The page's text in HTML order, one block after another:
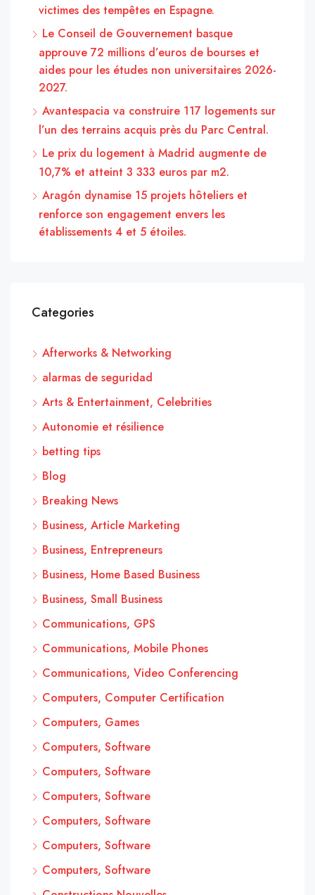
victimes des tempêtes en Espagne.
Le Conseil de Gouvernement basque
approuve 72 millions d’euros de bourses et
aides pour les études non universitaires 2026-
2027.
Avantespacia va construire 117 logements sur
l’un des terrains acquis près du Parc Central.
Le prix du logement à Madrid augmente de
10,7% et atteint 3 333 euros par m2.
Aragón dynamise 15 projets hôteliers et
renforce son engagement envers les
établissements 4 et 5 étoiles.
Categories
Afterworks & Networking
alarmas de seguridad
Arts & Entertainment, Celebrities
Autonomie et résilience
betting tips
Blog
Breaking News
Business, Article Marketing
Business, Entrepreneurs
Business, Home Based Business
Business, Small Business
Communications, GPS
Communications, Mobile Phones
Communications, Video Conferencing
Computers, Computer Certification
Computers, Games
Computers, Software
Computers, Software
Computers, Software
Computers, Software
Computers, Software
Computers, Software